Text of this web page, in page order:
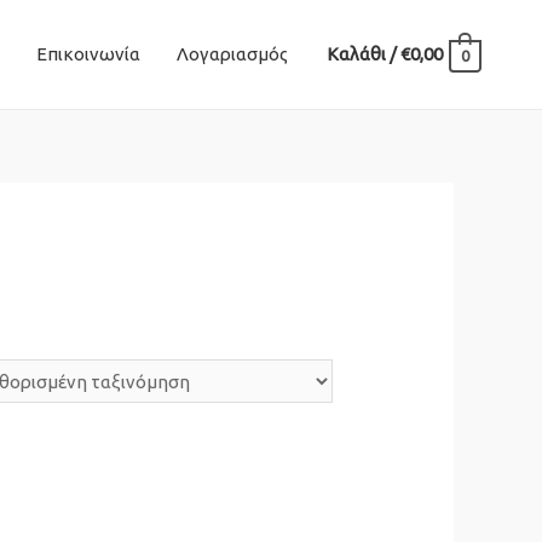
Επικοινωνία Λογαριασμός Καλάθι/€0,00 0